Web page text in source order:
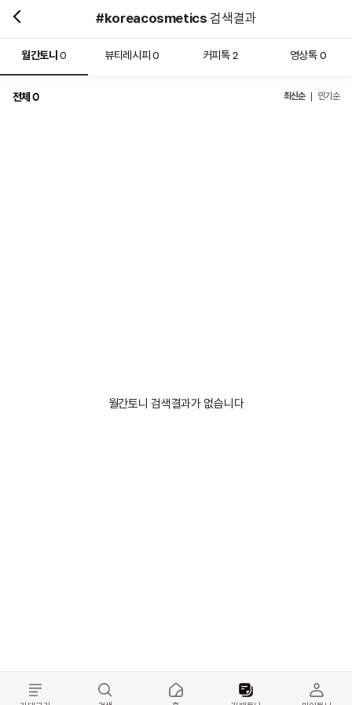
#koreacosmetics 검색결과
월간토니0 뷰티레시피0 커피톡 2 영상톡 0
전체 0 최신순 인기순
월간토니 검색결과가 없습니다